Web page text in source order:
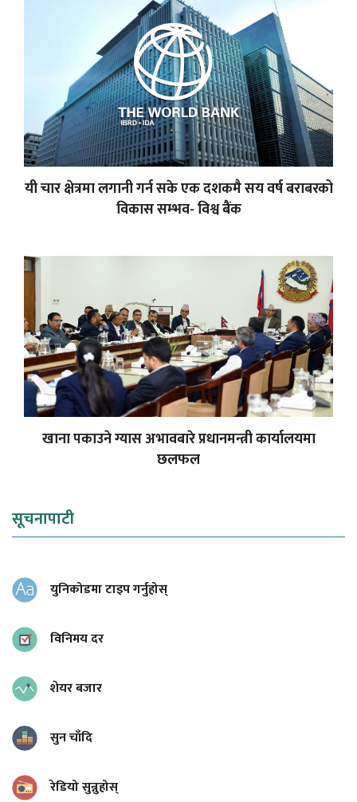
यी चार क्षेत्रमा लगानी गर्न सके एक दशकमै सय वर्ष बराबरको
विकास सम्भव- विश्व बैंक
खाना पकाउने ग्यास अभावबारे प्रधानमन्त्री कार्यालयमा
छलफल
सूचनापाटी
युनिकोडमा टाइप गर्नुहोस्
विनिमय दर
शेयर बजार
सुन चाँदि
रेडियो सुन्नुहोस्